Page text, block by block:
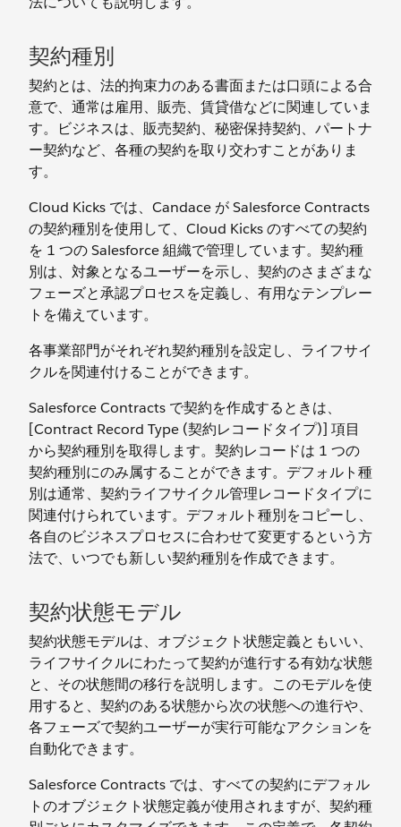
契約種別
契約とは、法的拘束力のある書面または口頭による合
意で、通常は雇用、販売、賃貸借などに関連していま
す。ビジネスは、販売契約、秘密保持契約、パートナ
ー契約など、各種の契約を取り交わすことがありま
す。
Cloud Kicks では、Candace が Salesforce Contracts
の契約種別を使用して、Cloud Kicks のすべての契約
を 1 つの Salesforce 組織で管理しています。契約種
別は、対象となるユーザーを示し、契約のさまざまな
フェーズと承認プロセスを定義し、有用なテンプレー
トを備えています。
各事業部門がそれぞれ契約種別を設定し、ライフサイ
クルを関連付けることができます。
Salesforce Contracts で契約を作成するときは、
[Contract Record Type (契約レコードタイプ)] 項目
から契約種別を取得します。契約レコードは 1 つの
契約種別にのみ属することができます。デフォルト種
別は通常、契約ライフサイクル管理レコードタイプに
関連付けられています。デフォルト種別をコピーし、
各自のビジネスプロセスに合わせて変更するという方
法で、いつでも新しい契約種別を作成できます。
契約状態モデル
契約状態モデルは、オブジェクト状態定義ともいい、
ライフサイクルにわたって契約が進行する有効な状態
と、その状態間の移行を説明します。このモデルを使
用すると、契約のある状態から次の状態への進行や、
各フェーズで契約ユーザーが実行可能なアクションを
自動化できます。
Salesforce Contracts では、すべての契約にデフォル
トのオブジェクト状態定義が使用されますが、契約種